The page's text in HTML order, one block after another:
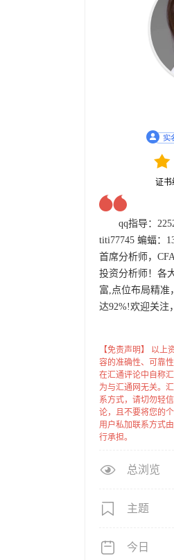
证书
qq指导：
titi77745 蝙蝠：
首席分析师，
投资分析师！各
富,点位布局精准
达92%!欢迎关注
【免责声明】 以上
容的准确性、可靠
在汇通评论中自称
为与汇通网无关。
系方式，请切勿轻
论，且不要将您的
用户私加联系方式
行承担。
总浏览
主题
今日